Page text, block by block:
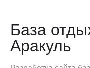
База
Аракуль